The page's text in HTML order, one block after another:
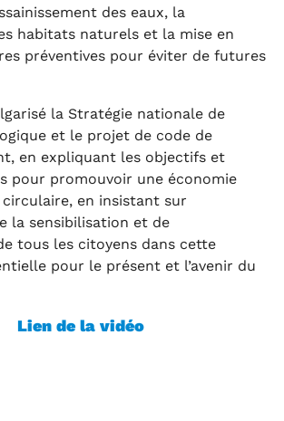
des eaux, la
habitats naturels et la mise en
préventives pour éviter de futures
la Stratégie nationale de
et le projet de code de
en expliquant les objectifs et
pour promouvoir une économie
en insistant sur
la sensibilisation et de
tous les citoyens dans cette
pour le présent et l’avenir du
Lien de la vidéo